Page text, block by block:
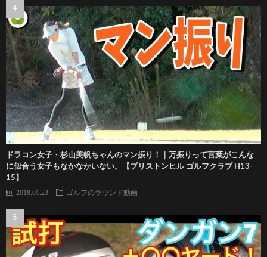
ドラコン女子・杉山美帆ちゃんのマン振り！｜万振りって言葉がこんな
に似合う女子もなかなかいない。【ブリストンヒル ゴルフクラブ H13-
15】
2018.01.23 ゴルフのラウンド動画